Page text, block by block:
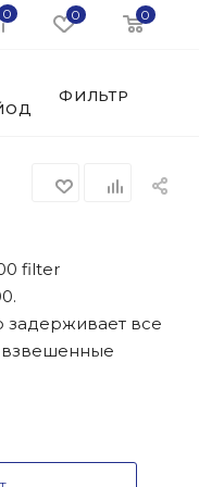
0 0 0
ФИЛЬТРЫ И
filter
задерживает все
взвешенные